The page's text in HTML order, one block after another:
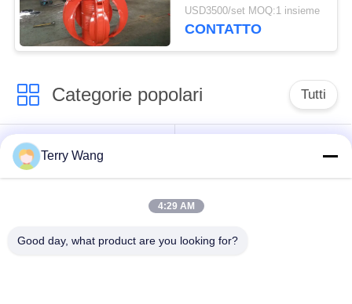
volume cinque progetta
il tubo ausiliario
USD3500/set MOQ:1 insieme
CONTATTO
Categorie popolari Tutti
Braccio dell'asta
dell'escavatore
portata
dell'escavatore
secchio
Terry Wang
4:29 AM
Good day, what product are you looking for?